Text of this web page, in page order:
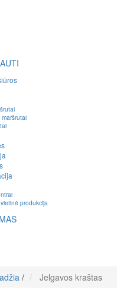
produkcija
/ Jelgavos kraštas